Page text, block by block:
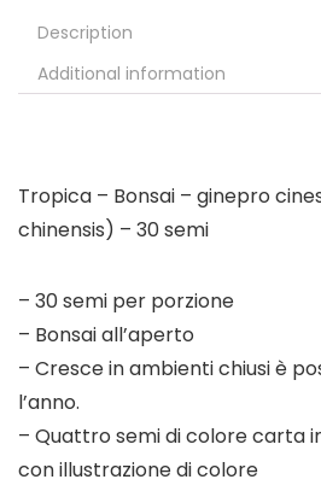
Description
Additional information
Tropica – Bonsai – ginepro
chinensis) – 30 semi
– 30 semi per porzione
– Bonsai all’aperto
– Cresce in ambienti chiusi è
l’anno.
– Quattro semi di colore carta
con illustrazione di colore